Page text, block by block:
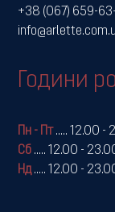
+38 (067) 659-
Години
Пн - Пт..... 12.00 -
Сб ..... 12.00 -
Нд..... 12.00 -